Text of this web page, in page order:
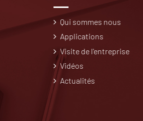
Qui sommes nous
Applications
Visite de l'entreprise
Vidéos
Actualités